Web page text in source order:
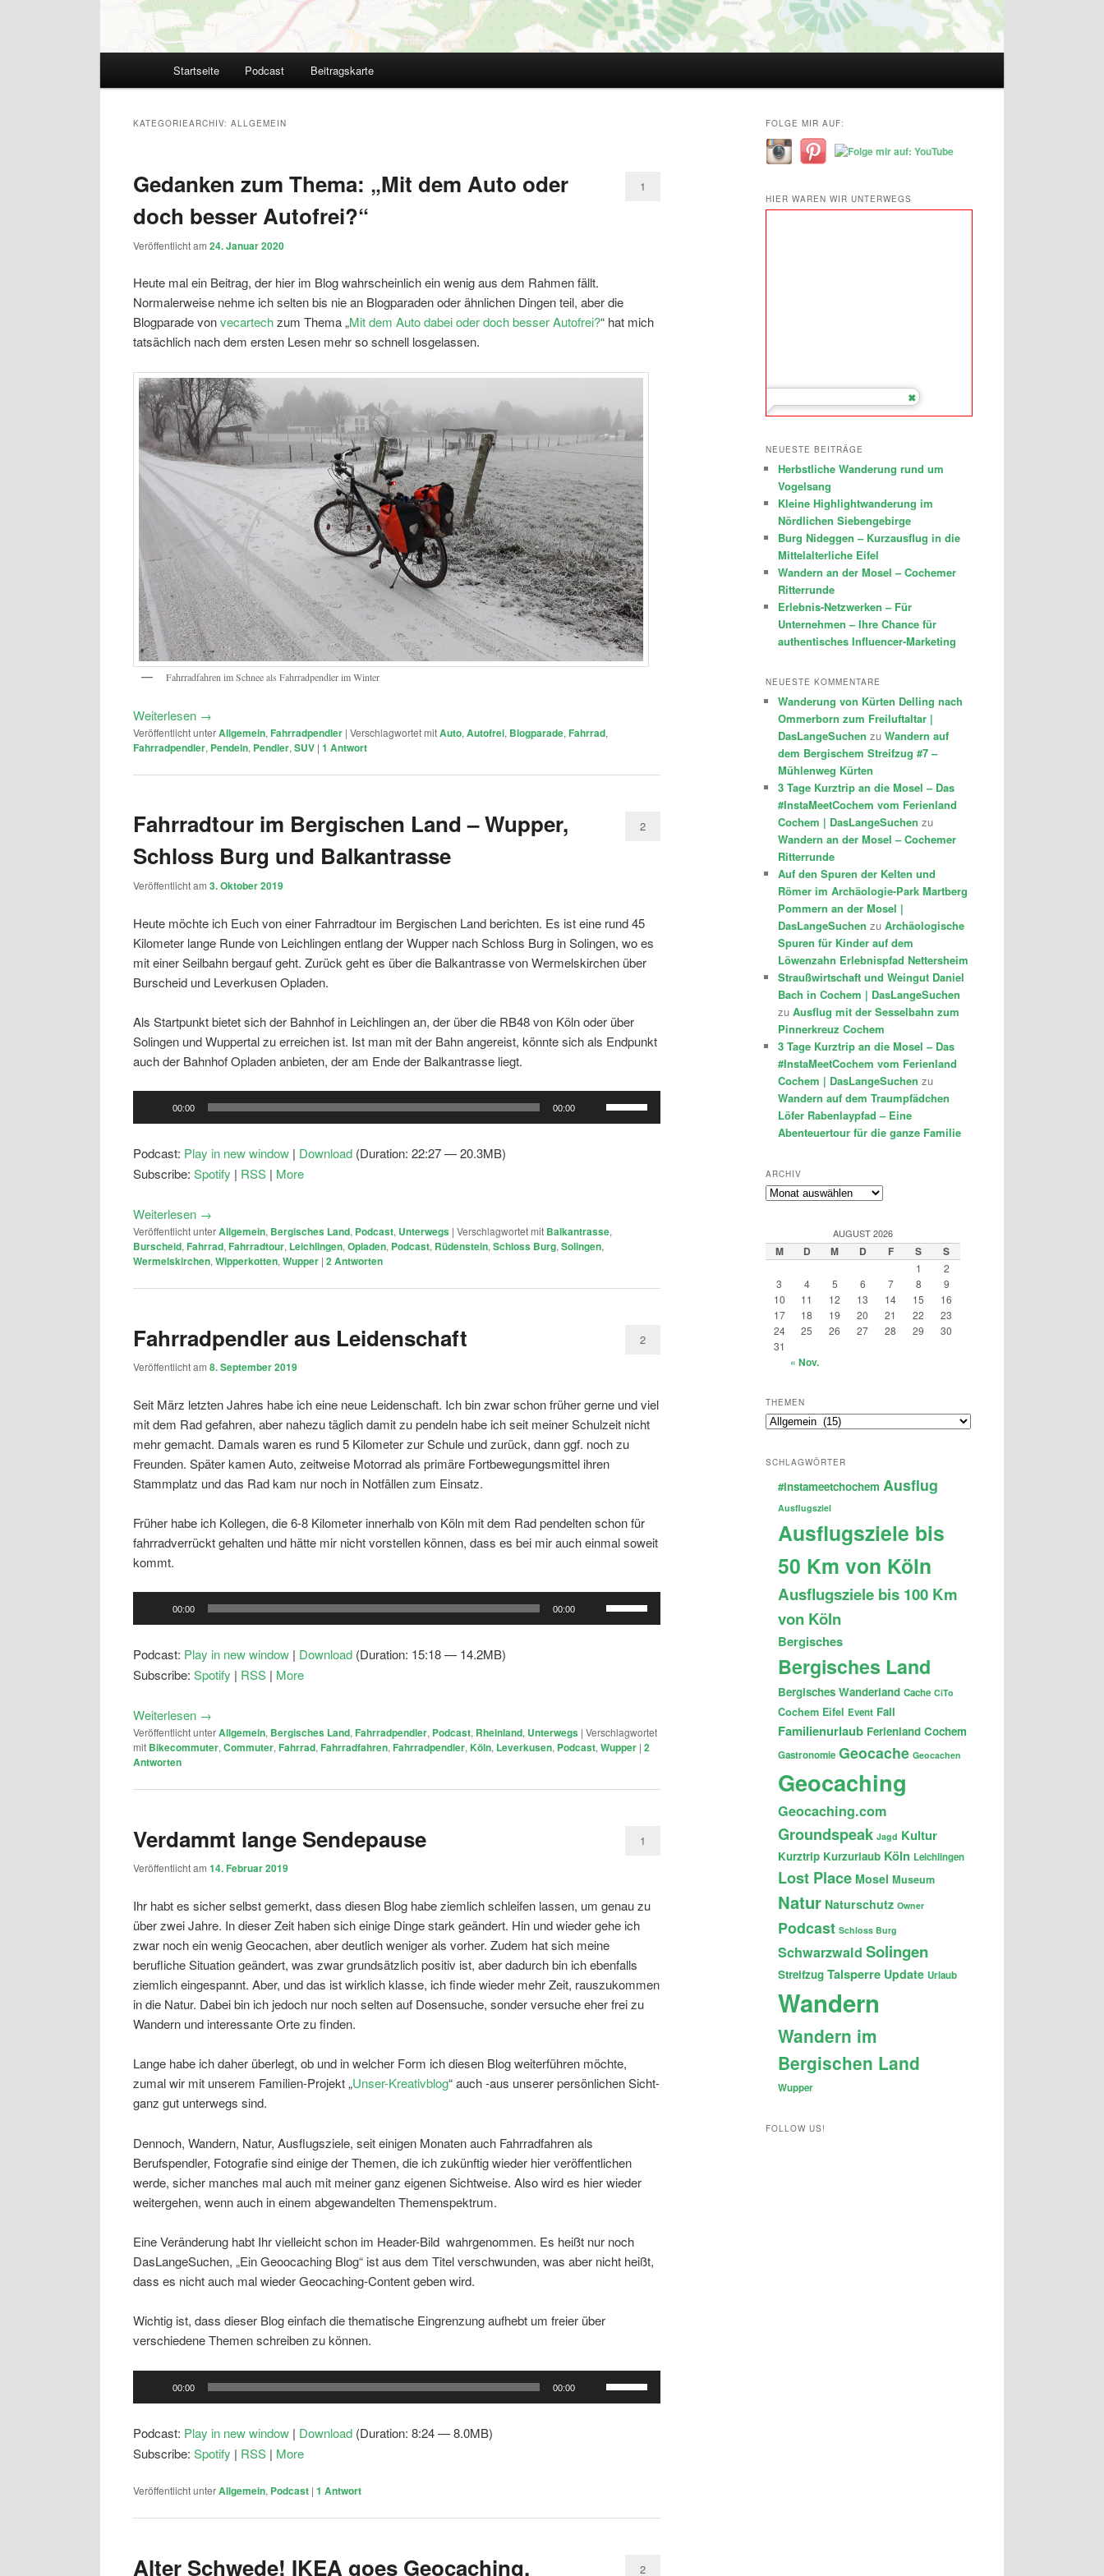
Startseite Podcast Beitragskarte
KATEGORIEARCHIV: ALLGEMEIN
Gedanken zum Thema: „Mit dem Auto oder
doch besser Autofrei?“
Veröffentlicht am 24. Januar 2020
1
Heute mal ein Beitrag, der hier im Blog wahrscheinlich ein wenig aus dem Rahmen fällt.
Normalerweise nehme ich selten bis nie an Blogparaden oder ähnlichen Dingen teil, aber die
Blogparade vonvecartechzum Thema „Mit dem Auto dabei oder doch besser Autofrei?“ hat mich
tatsächlich nach dem ersten Lesen mehr so schnell losgelassen.
Fahrradfahren im Schnee als Fahrradpendler im Winter
Weiterlesen →
Veröffentlicht unterAllgemein, Fahrradpendler | Verschlagwortet mitAuto, Autofrei, Blogparade, Fahrrad,
Fahrradpendler, Pendeln, Pendler, SUV | 1 Antwort
Fahrradtour im Bergischen Land – Wupper,
Schloss Burg und Balkantrasse
Veröffentlicht am 3. Oktober 2019
2
Heute möchte ich Euch von einer Fahrradtour im Bergischen Land berichten. Es ist eine rund 45
Kilometer lange Runde von Leichlingen entlang der Wupper nach Schloss Burg in Solingen, wo es
mit einer Seilbahn bergauf geht. Zurück geht es über die Balkantrasse von Wermelskirchen über
Burscheid und Leverkusen Opladen.
Als Startpunkt bietet sich der Bahnhof in Leichlingen an, der über die RB48 von Köln oder über
Solingen und Wuppertal zu erreichen ist. Ist man mit der Bahn angereist, könnte sich als Endpunkt
auch der Bahnhof Opladen anbieten, der am Ende der Balkantrasse liegt.
Player
00:00 00:00
regeln.
Podcast: Play in new window | Download (Duration: 22:27 — 20.3MB)
Subscribe: Spotify | RSS | More
Weiterlesen →
Veröffentlicht unterAllgemein, Bergisches Land, Podcast, Unterwegs | Verschlagwortet mit Balkantrasse,
Burscheid, Fahrrad, Fahrradtour, Leichlingen, Opladen, Podcast, Rüdenstein, Schloss Burg, Solingen,
Wermelskirchen, Wipperkotten, Wupper | 2Antworten
Fahrradpendler aus Leidenschaft
Veröffentlicht am 8. September 2019
2
Seit März letzten Jahres habe ich eine neue Leidenschaft. Ich bin zwar schon früher gerne und viel
mit dem Rad gefahren, aber nahezu täglich damit zu pendeln habe ich seit meiner Schulzeit nicht
mehr gemacht. Damals waren es rund 5 Kilometer zur Schule und zurück, dann ggf. noch zu
Freunden. Später kamen Auto, zeitweise Motorrad als primäre Fortbewegungsmittel ihren
Stammplatz und das Rad kam nur noch in Notfällen zum Einsatz.
Früher habe ich Kollegen, die 6-8 Kilometer innerhalb von Köln mit dem Rad pendelten schon für
fahrradverrückt gehalten und hätte mir nicht vorstellen können, dass es bei mir auch einmal soweit
kommt.
Player
00:00 00:00
regeln.
Podcast: Play in new window | Download (Duration: 15:18 — 14.2MB)
Subscribe: Spotify | RSS | More
Weiterlesen →
Veröffentlicht unterAllgemein, Bergisches Land, Fahrradpendler, Podcast, Rheinland, Unterwegs | Verschlagwortet
mit Bikecommuter, Commuter, Fahrrad, Fahrradfahren, Fahrradpendler, Köln, Leverkusen, Podcast, Wupper | 2
Antworten
Verdammt lange Sendepause
Veröffentlicht am 14. Februar 2019
1
Ihr habt es sicher selbst gemerkt, dass diesen Blog habe ziemlich schleifen lassen, um genau zu
über zwei Jahre. In dieser Zeit haben sich einige Dinge stark geändert. Hin und wieder gehe ich
zwar noch ein wenig Geocachen, aber deutlich weniger als vorher. Zudem hat sich meine
berufliche Situation geändert, was zwar grundsätzlich positiv ist, aber dadurch bin ich ebenfalls
ziemlich eingespannt. Aber, und das ist wirklich klasse, ich finde wieder mehr Zeit, rauszukommen
in die Natur. Dabei bin ich jedoch nur noch selten auf Dosensuche, sonder versuche eher frei zu
Wandern und interessante Orte zu finden.
Lange habe ich daher überlegt, ob und in welcher Form ich diesen Blog weiterführen möchte,
zumal wir mit unserem Familien-Projekt „Unser-Kreativblog“ auch -aus unserer persönlichen Sicht-
ganz gut unterwegs sind.
Dennoch, Wandern, Natur, Ausflugsziele, seit einigen Monaten auch Fahrradfahren als
Berufspendler, Fotografie sind einige der Themen, die ich zukünftig wieder hier veröffentlichen
werde, sicher manches mal auch mit meiner ganz eigenen Sichtweise. Also wird es hier wieder
weitergehen, wenn auch in einem abgewandelten Themenspektrum.
Eine Veränderung habt Ihr vielleicht schon im Header-Bild wahrgenommen. Es heißt nur noch
DasLangeSuchen, „Ein Geoocaching Blog“ ist aus dem Titel verschwunden, was aber nicht heißt,
dass es nicht auch mal wieder Geocaching-Content geben wird.
Wichtig ist, dass dieser Blog einfach die thematische Eingrenzung aufhebt um freier über
verschiedene Themen schreiben zu können.
00:00 00:00
regeln.
Podcast: Play in new window | Download (Duration: 8:24 — 8.0MB)
Subscribe: Spotify | RSS | More
Veröffentlicht unterAllgemein, Podcast | 1 Antwort
Alter Schwede! IKEA goes Geocaching. 2
FOLGE MIR AUF:
HIER WAREN WIR UNTERWEGS
NEUESTE BEITRÄGE
Herbstliche Wanderung rund um
Vogelsang
Kleine Highlightwanderung im
Nördlichen Siebengebirge
Burg Nideggen – Kurzausflug in die
Mittelalterliche Eifel
Wandern an der Mosel – Cochemer
Ritterrunde
Erlebnis-Netzwerken – Für
Unternehmen – Ihre Chance für
authentisches Influencer-Marketing
NEUESTE KOMMENTARE
Wanderung von Kürten Delling nach
Ommerborn zum Freiluftaltar |
DasLangeSuchen zu Wandern auf
dem Bergischem Streifzug #7 –
Mühlenweg Kürten
3 Tage Kurztrip an die Mosel – Das
#InstaMeetCochem vom Ferienland
Cochem | DasLangeSuchen zu
Wandern an der Mosel – Cochemer
Ritterrunde
Auf den Spuren der Kelten und
Römer im Archäologie-Park Martberg
Pommern an der Mosel |
DasLangeSuchen zu Archäologische
Spuren für Kinder auf dem
Löwenzahn Erlebnispfad Nettersheim
Straußwirtschaft und Weingut Daniel
Bach in Cochem | DasLangeSuchen
zu Ausflug mit der Sesselbahn zum
Pinnerkreuz Cochem
3 Tage Kurztrip an die Mosel – Das
#InstaMeetCochem vom Ferienland
Cochem | DasLangeSuchen zu
Wandern auf dem Traumpfädchen
Löfer Rabenlaypfad – Eine
Abenteuertour für die ganze Familie
ARCHIV
Archiv
AUGUST 2026
M D M D F S S
1
2
3
4 5 6 7 8
9
10
11 12 13 14 15
16
17
18 19 20 21 22
23
24
25 26 27 28 29
30
31
« Nov.
THEMEN
Themen
SCHLAGWÖRTER
#instameetchochem Ausflug
Ausflugsziel
Ausflugsziele bis
50 Km von Köln
Ausflugsziele bis 100 Km
von Köln
Bergisches
Bergisches Land
Bergisches Wanderland Cache CiTo
Cochem Eifel Event Fail
Familienurlaub Ferienland Cochem
Gastronomie Geocache Geocachen
Geocaching
Geocaching.com
Groundspeak Jagd Kultur
Kurztrip Kurzurlaub Köln Leichlingen
Lost Place Mosel Museum
Natur Naturschutz Owner
Podcast Schloss Burg
Schwarzwald Solingen
Streifzug Talsperre Update Urlaub
Wandern
Wandern im
Bergischen Land
Wupper
FOLLOW US!